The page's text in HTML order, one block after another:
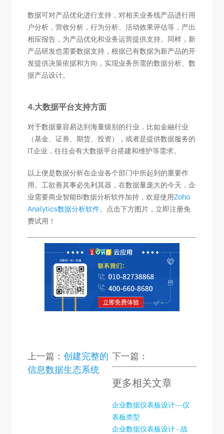
数据可对产品优化进行支持，对相关业务线产品进行用
户分析，营收分析，行为分析、活动效果评估等，产出
相应报告，为产品优化和业务运营提供支持。同样，新
产品研发也需要数据支持，根据已有数据为新产品的开
发提供决策依据和方向，实现业务所需的数据分析、数
据产品设计。
4.大数据平台支持方面
对于数据量容易达到海量级别的行业，比如金融行业
（基金、证券、期货、投资），或者是提供数据服务的
IT企业，往往会有大数据平台搭建和维护等需求。
以上便是数据分析在企业各个部门中所起到的重要作
用。工欲善其事必先利其器，在数据量庞大的今天，企
业需要商业智能BI数据分析软件加持，欢迎使用Zoho
Analytics数据分析软件。点击下方图片，立即注册免
费试用！
上一篇： 创建完整的
信息数据生态系统
下一篇：
更多相关文章
企业数据仪表板设计---仪
表板类型
企业数据仪表板设计 - 战